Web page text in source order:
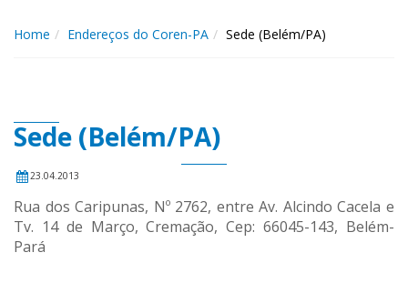
Home Endereços do Coren-PA Sede (Belém/PA)
Sede (Belém/PA)
23.04.2013
Rua dos Caripunas, Nº 2762, entre Av. Alcindo Cacela e
Tv. 14 de Março, Cremação, Cep: 66045-143, Belém-
Pará